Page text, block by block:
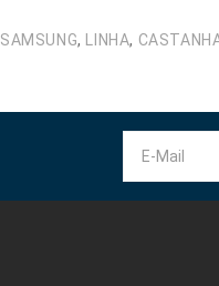
SAMSUNG, LINHA,